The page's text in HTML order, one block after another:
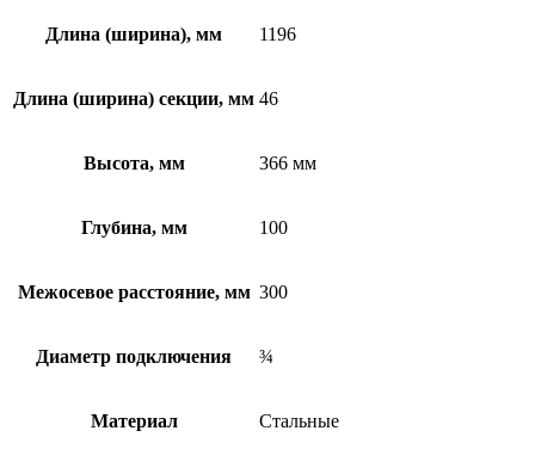
Длина (ширина), мм 1196
Длина (ширина) секции, мм 46
Высота, мм 366 мм
Глубина, мм 100
Межосевое расстояние, мм 300
Диаметр подключения ¾
Материал Стальные